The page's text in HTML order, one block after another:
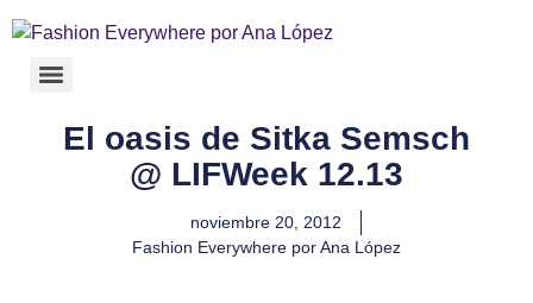
El oasis de Sitka Semsch
@ LIFWeek 12.13
noviembre 20, 2012
Fashion Everywhere por Ana López